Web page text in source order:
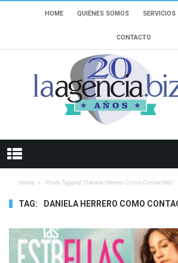
HOME QUIÉNES SOMOS SERVICIOS
CONTACTO
Home Posts Tagged "daniela Herrero Como Contactarlo"
TAG: DANIELA HERRERO COMO